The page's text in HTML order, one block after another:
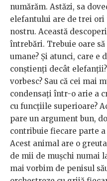
numărăm. Astăzi, sa
elefantului are de trei
nostru. Această
întrebări. Trebuie oare
umane? Și atunci, care e
conștienți decât
vorbesc? Sau că cei mai
condensați într-o arie a
cu funcțiile superioare?
pare un argument bun,
contribuie fiecare parte
Acest animal are o
de mii de mușchi numai
mai vorbim de penisul